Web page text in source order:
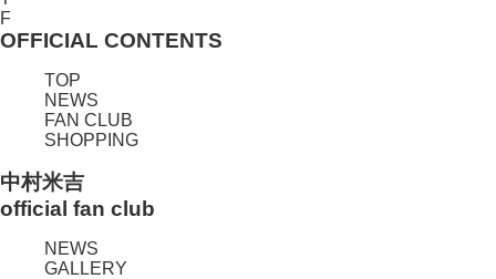
F
OFFICIAL CONTENTS
TOP
NEWS
FAN CLUB
SHOPPING
中村米吉
official fan club
NEWS
GALLERY